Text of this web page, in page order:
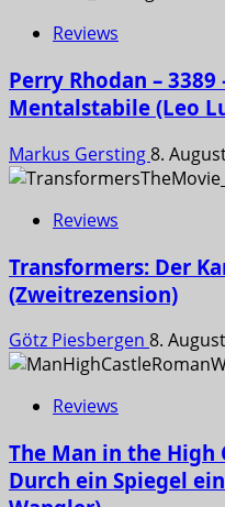
Reviews
Perry Rhodan –
Mentalstabile (Leo
Markus Gersting8.
Reviews
Transformers: Der
(Zweitrezension)
Götz Piesbergen 8.
Reviews
The Man in the High
Durch ein Spiegel